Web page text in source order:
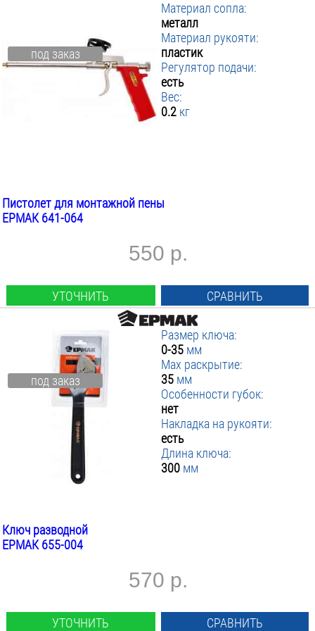
под заказ
Материал сопла:
металл
Материал рукояти:
пластик
Регулятор подачи:
есть
Вес:
0.2 кг
Пистолет для монтажной пены
ЕРМАК 641-064
550 р.
УТОЧНИТЬ СРАВНИТЬ
под заказ
Размер ключа:
0-35 мм
Max раскрытие:
35 мм
Особенности губок:
нет
Накладка на рукояти:
есть
Длина ключа:
300 мм
Ключ разводной
ЕРМАК 655-004
570 р.
УТОЧНИТЬ СРАВНИТЬ